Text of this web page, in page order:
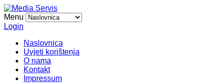
Menu
Login
Naslovnica
Uvjeti korištenja
O nama
Kontakt
Impressum